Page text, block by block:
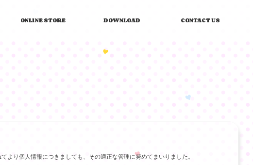
ONLINE STORE DOWNLOAD CONTACT US
り個人情報につきましても、その適正な管理に努めてまいりました。